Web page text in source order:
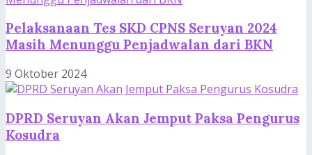
Pelaksanaan Tes SKD CPNS Seruyan 2024
Masih Menunggu Penjadwalan dari BKN
9 Oktober 2024
DPRD Seruyan Akan Jemput Paksa Pengurus
Kosudra